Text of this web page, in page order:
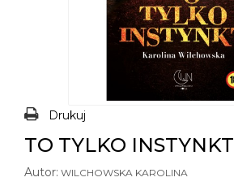
Drukuj
TO TYLKO INSTYNKT
Autor: WILCHOWSKA KAROLINA